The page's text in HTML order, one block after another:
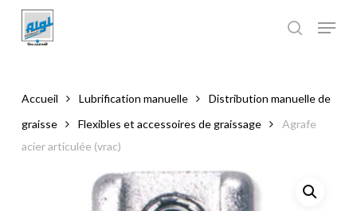
main
Accueil Lubrification manuelle
Distribution manuelle de
graisse
Flexibles et accessoires de graissage
Agrafe
acier articulée (vrac)